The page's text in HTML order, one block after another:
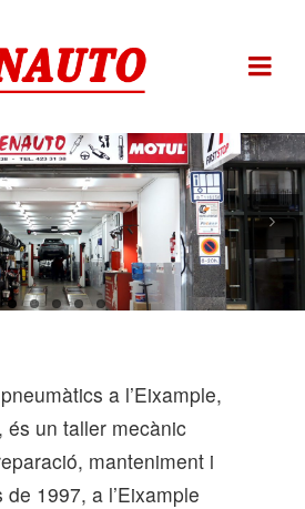
Next
a l’Eixample,
és un taller mecànic
manteniment i
1997, a l’Eixample